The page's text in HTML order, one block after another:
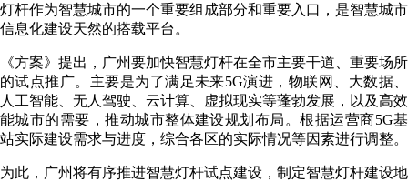
灯杆作为智慧城市的一个重要组成部分和重要入口，是智慧城市
信息化建设天然的搭载平台。
《方案》提出，广州要加快智慧灯杆在全市主要干道、重要场所
的试点推广。主要是为了满足未来5G演进，物联网、大数据、
人工智能、无人驾驶、云计算、虚拟现实等蓬勃发展，以及高效
能城市的需要，推动城市整体建设规划布局。根据运营商5G基
站实际建设需求与进度，综合各区的实际情况等因素进行调整。
为此，广州将有序推进智慧灯杆试点建设，制定智慧灯杆建设地